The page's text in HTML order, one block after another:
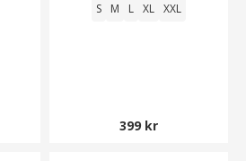
S M L XL XXL
399 kr